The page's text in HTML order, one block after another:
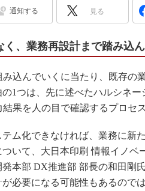
日本ものづ
産業オープ
S
イ
メ
植
通知する 見る
く、業務再設計まで踏み込
込んでいくに当たり、既存の
1つは、先に述べたハルシネ
果を人の目で確認するプロセ
ム化できなければ、業務に新
いて、大日本印刷 情報イノベ
本部 DX推進部 部長の和田剛
必要になる可能性もあるので